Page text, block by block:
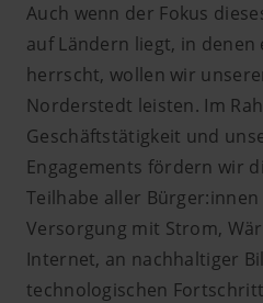
Auch wenn der Fokus
auf Ländern liegt, in
herrscht, wollen wir
Norderstedt leisten. Im
Geschäftstätigkeit und
Engagements fördern wir
Teilhabe aller
Versorgung mit Strom,
Internet, an nachhaltiger
technologischen